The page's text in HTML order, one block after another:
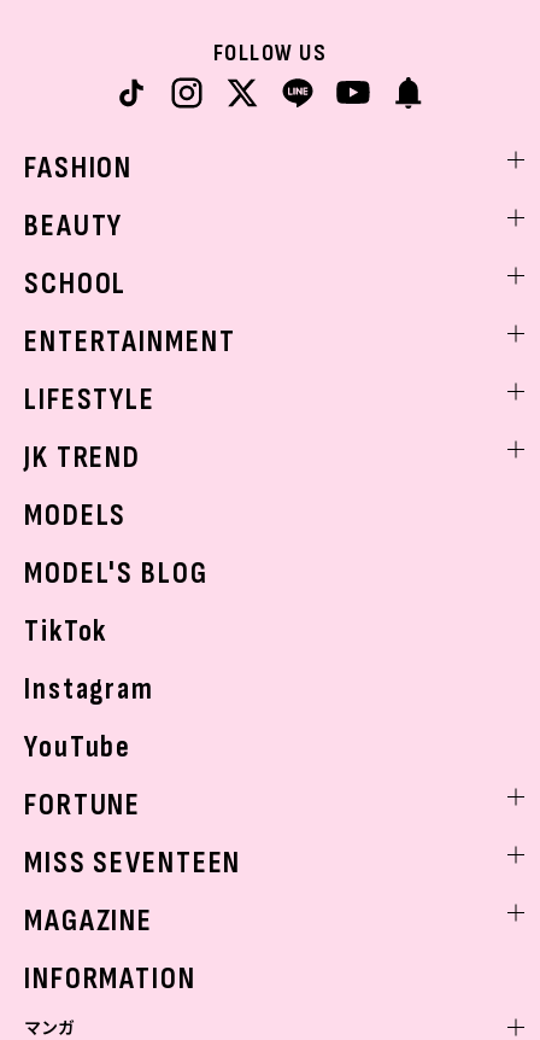
FOLLOW US
FASHION
着回し
BEAUTY
ベストコスメ
ボディケア
SCHOOL
学校ヘアメイク
ENTERTAINMENT
K-POP
LIFESTYLE
モデルの購入品
JK TREND
MODELS
MODEL'S BLOG
TikTok
Instagram
YouTube
FORTUNE
MISS SEVENTEEN
MAGAZINE
INFORMATION
マンガ